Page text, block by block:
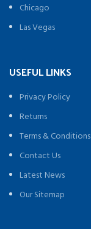
Chicago
Las Vegas
USEFUL LINKS
Privacy Policy
Returns
Terms & Conditions
Contact Us
Latest News
Our Sitemap